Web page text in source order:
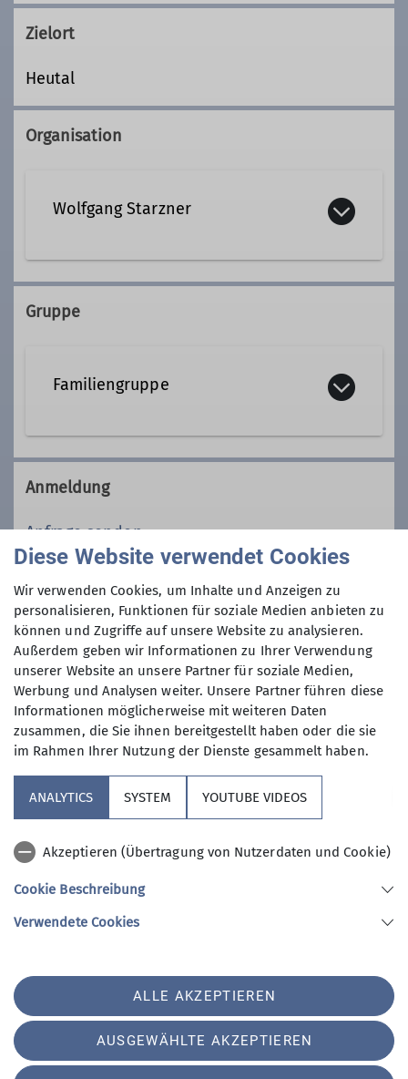
Zielort
Heutal
Organisation
Wolfgang Starzner
+49 8722 7109040
Familiengruppenleiter*in
Ämter
Gruppenleiter Kletterbetreuer
Gruppe
Familiengruppe
Die Familiengruppe des Alpenvereins
Gangkofen ist keine feste Gruppe,
sondern eine offene Familiengruppe,
d.h. es können alle Mütter, Väter,
Omas, Opas usw. mit ihren Kindern
teilnehmen.
Anmeldung
Anfrage senden
Anmeldung bis
03.01.2026
Aktuelles
Nützliches
84140 Gangkofen
Telefon +491706359720
Diese Website verwendet Cookies
Wir verwenden Cookies, um Inhalte und Anzeigen zu
personalisieren, Funktionen für soziale Medien anbieten zu
können und Zugriffe auf unsere Website zu analysieren.
Außerdem geben wir Informationen zu Ihrer Verwendung
unserer Website an unsere Partner für soziale Medien,
Werbung und Analysen weiter. Unsere Partner führen diese
Informationen möglicherweise mit weiteren Daten
zusammen, die Sie ihnen bereitgestellt haben oder die sie
im Rahmen Ihrer Nutzung der Dienste gesammelt haben.
ANALYTICS SYSTEM YOUTUBE VIDEOS
Akzeptieren (Übertragung von Nutzerdaten und Cookie)
Cookie Beschreibung
Verwendete Cookies
ALLE AKZEPTIEREN
AUSGEWÄHLTE AKZEPTIEREN